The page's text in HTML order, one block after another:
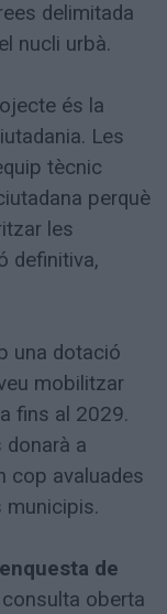
delimitada
nucli urbà.
és la
Les
tècnic
perquè
les
definitiva,
una dotació
mobilitzar
fins al 2029.
a
cop avaluades
municipis.
de
consulta oberta